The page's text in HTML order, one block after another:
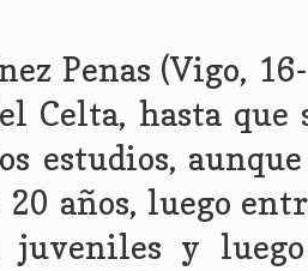
Penas (Vigo,
Celta, hasta que
estudios,
20 años, luego
juveniles y